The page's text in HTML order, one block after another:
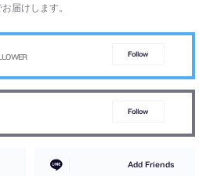
届けします。
Follow
Follow
Add Friends